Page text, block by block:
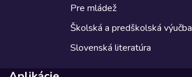
Pre mládež
Školská a predškolská výučba
Slovenská literatúra